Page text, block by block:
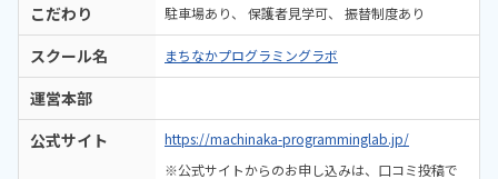
こだわり 駐車場あり 保護者見学可 振替制度あり
スクール名 まちなかプログラミングラボ
運営本部
公式サイト
https://machinaka-programminglab.jp/
※公式サイトからのお申し込みは、口コミ投稿で